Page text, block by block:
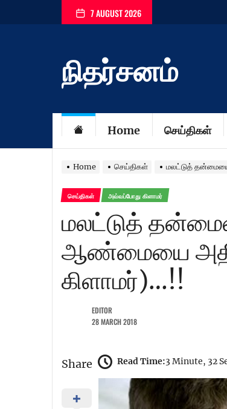
7 AUGUST 2026
நிதர்சனம்
Home செய்திகள்
Home செய்திகள் மலட்டுத்
செய்திகள் அவ்வப்போது கிளாமர்
மலட்டுத்
ஆண்மையை
கிளாமர்)…!!
EDITOR
28 MARCH 2018
Share Read Time:3 Minute, 32